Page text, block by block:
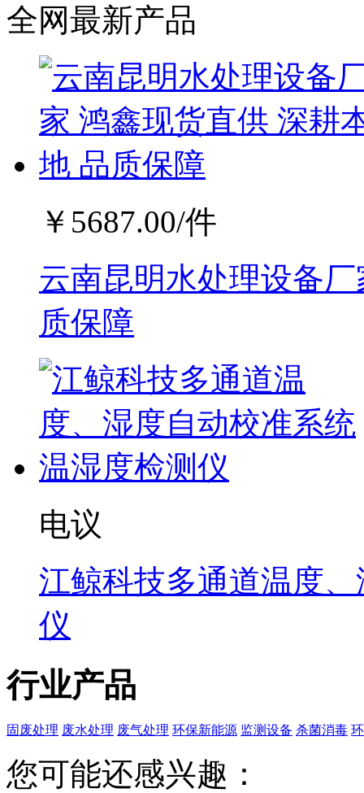
全网最新产品
￥ 5687.00/件
云南昆明水处理设备
质保障
电议
江鲸科技多通道温度
仪
行业产品
固废处理 废水处理 废气处理 环保新能源 监测设备 杀菌消毒
您可能还感兴趣：